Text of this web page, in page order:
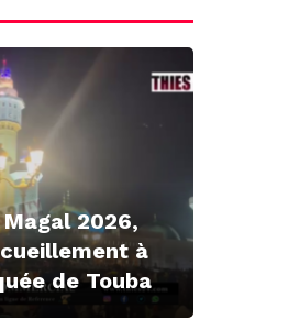
2026,
à
de Touba